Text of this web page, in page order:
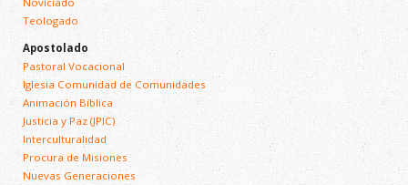
Teologado
Apostolado
Pastoral Vocacional
Iglesia Comunidad de Comunidades
Animación Bíblica
Justicia y Paz (JPIC)
Interculturalidad
Procura de Misiones
Nuevas Generaciones